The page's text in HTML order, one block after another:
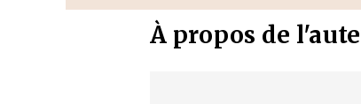
À propos de